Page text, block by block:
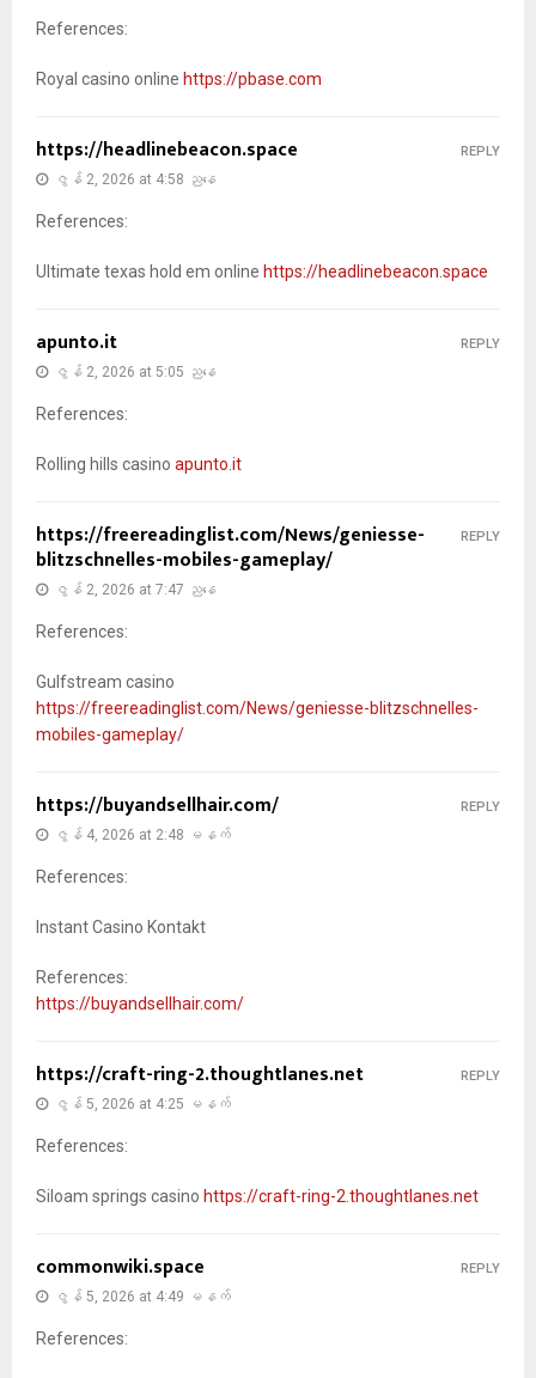
References:
Royal casino online https://pbase.com
https://headlinebeacon.space
ဇွန် 2, 2026 at 4:58 ညနေ
References:
Ultimate texas hold em online https://headlinebeacon.space
REPLY
apunto.it
ဇွန် 2, 2026 at 5:05 ညနေ
References:
Rolling hills casino apunto.it
REPLY
https://freereadinglist.com/News/geniesse-
blitzschnelles-mobiles-gameplay/
ဇွန် 2, 2026 at 7:47 ညနေ
References:
Gulfstream casino
https://freereadinglist.com/News/geniesse-blitzschnelles-
mobiles-gameplay/
REPLY
https://buyandsellhair.com/
ဇွန် 4, 2026 at 2:48 မနက်
References:
Instant Casino Kontakt
References:
https://buyandsellhair.com/
REPLY
https://craft-ring-2.thoughtlanes.net
ဇွန် 5, 2026 at 4:25 မနက်
References:
Siloam springs casino https://craft-ring-2.thoughtlanes.net
REPLY
commonwiki.space
ဇွန် 5, 2026 at 4:49 မနက်
References:
REPLY